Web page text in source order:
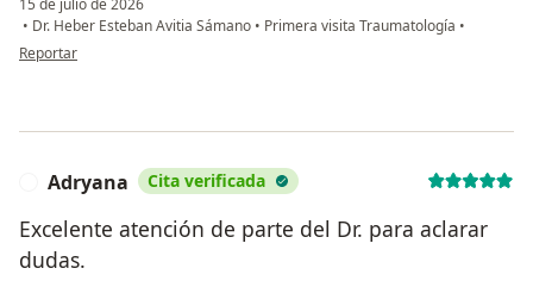
• Dr. Heber Esteban Avitia Sámano • Primera visita Traumatología •
en opinión del usuario Jessica Osuna
Reportar
Adryana Cita verificada
Excelente atención de parte del Dr. para aclarar
dudas.